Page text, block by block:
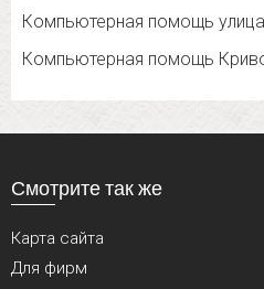
Компьютерная помощь
Компьютерная помощь
Смотрите так же
Карта сайта
Для фирм